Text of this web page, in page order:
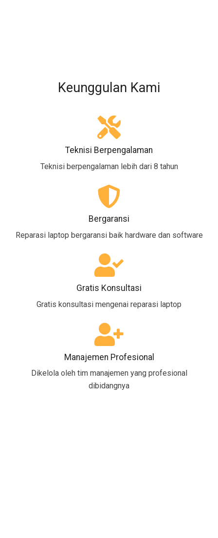
Keunggulan Kami
Teknisi Berpengalaman
Teknisi berpengalaman lebih dari 8 tahun
Bergaransi
Reparasi laptop bergaransi baik hardware dan software
Gratis Konsultasi
Gratis konsultasi mengenai reparasi laptop
Manajemen Profesional
Dikelola oleh tim manajemen yang profesional
dibidangnya